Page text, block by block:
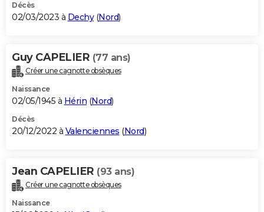
Décès
02/03/2023 à Dechy(Nord)
Guy CAPELIER (77 ans)
Créer une cagnotte obsèques
Naissance
02/05/1945 à Hérin (Nord)
Décès
20/12/2022 à Valenciennes (Nord)
Jean CAPELIER (93 ans)
Créer une cagnotte obsèques
Naissance